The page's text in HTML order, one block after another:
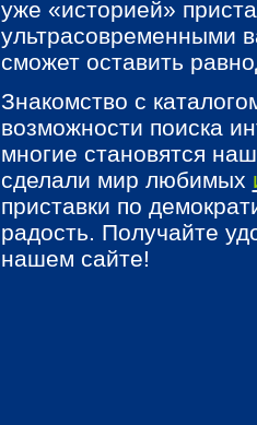
уже «историей»
ультрасовременными
сможет оставить
Знакомство с
возможности поиска
многие становятся
сделали мир любимых
приставки по
радость. Получайте
нашем сайте!